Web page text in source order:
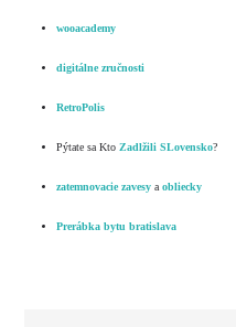
wooacademy
digitálne zručnosti
RetroPolis
Pýtate sa KtoZadlžili SLovensko?
zatemnovacie zavesy aobliecky
Prerábka bytu bratislava